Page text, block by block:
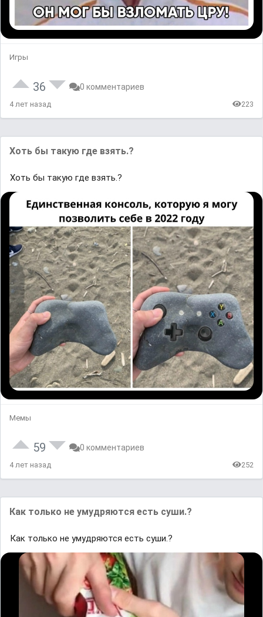
Игры
36 0 комментариев
4 лет назад 223
Хоть бы такую где взять.?
Хоть бы такую где взять.?
Мемы
59 0 комментариев
4 лет назад 252
Как только не умудряются есть суши.?
Как только не умудряются есть суши.?